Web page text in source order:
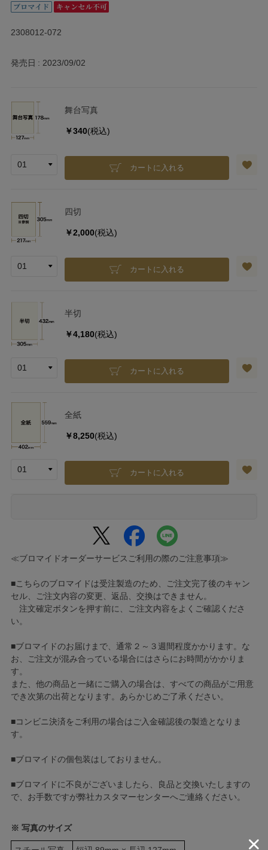
2308012-072
発売日 2023/09/02
舞台写真
￥340(税込)
カートに入れる
四切
￥2,000(税込)
カートに入れる
半切
￥4,180(税込)
カートに入れる
全紙
￥8,250(税込)
カートに入れる
≪ブロマイドオーダーサービスご利用の際のご注意事項≫
■こちらのブロマイドは受注製造のため、ご注文完了後のキャン
セル、ご注文内容の変更、返品、交換はできません。
注文確定ボタンを押す前に、ご注文内容をよくご確認くださ
い。
■ブロマイドのお届けまで、通常２～３週間程度かかります。な
お、ご注文が混み合っている場合にはさらにお時間がかかりま
す。
また、他の商品と一緒にご購入の場合は、すべての商品がご用意
でき次第の出荷となります。あらかじめご了承ください。
■コンビニ決済をご利用の場合はご入金確認後の製造となりま
す。
■ブロマイドの個包装はしておりません。
■ブロマイドに不良がございましたら、良品と交換いたしますの
で、お手数ですが弊社カスタマーセンターへご連絡ください。
※ 写真のサイズ